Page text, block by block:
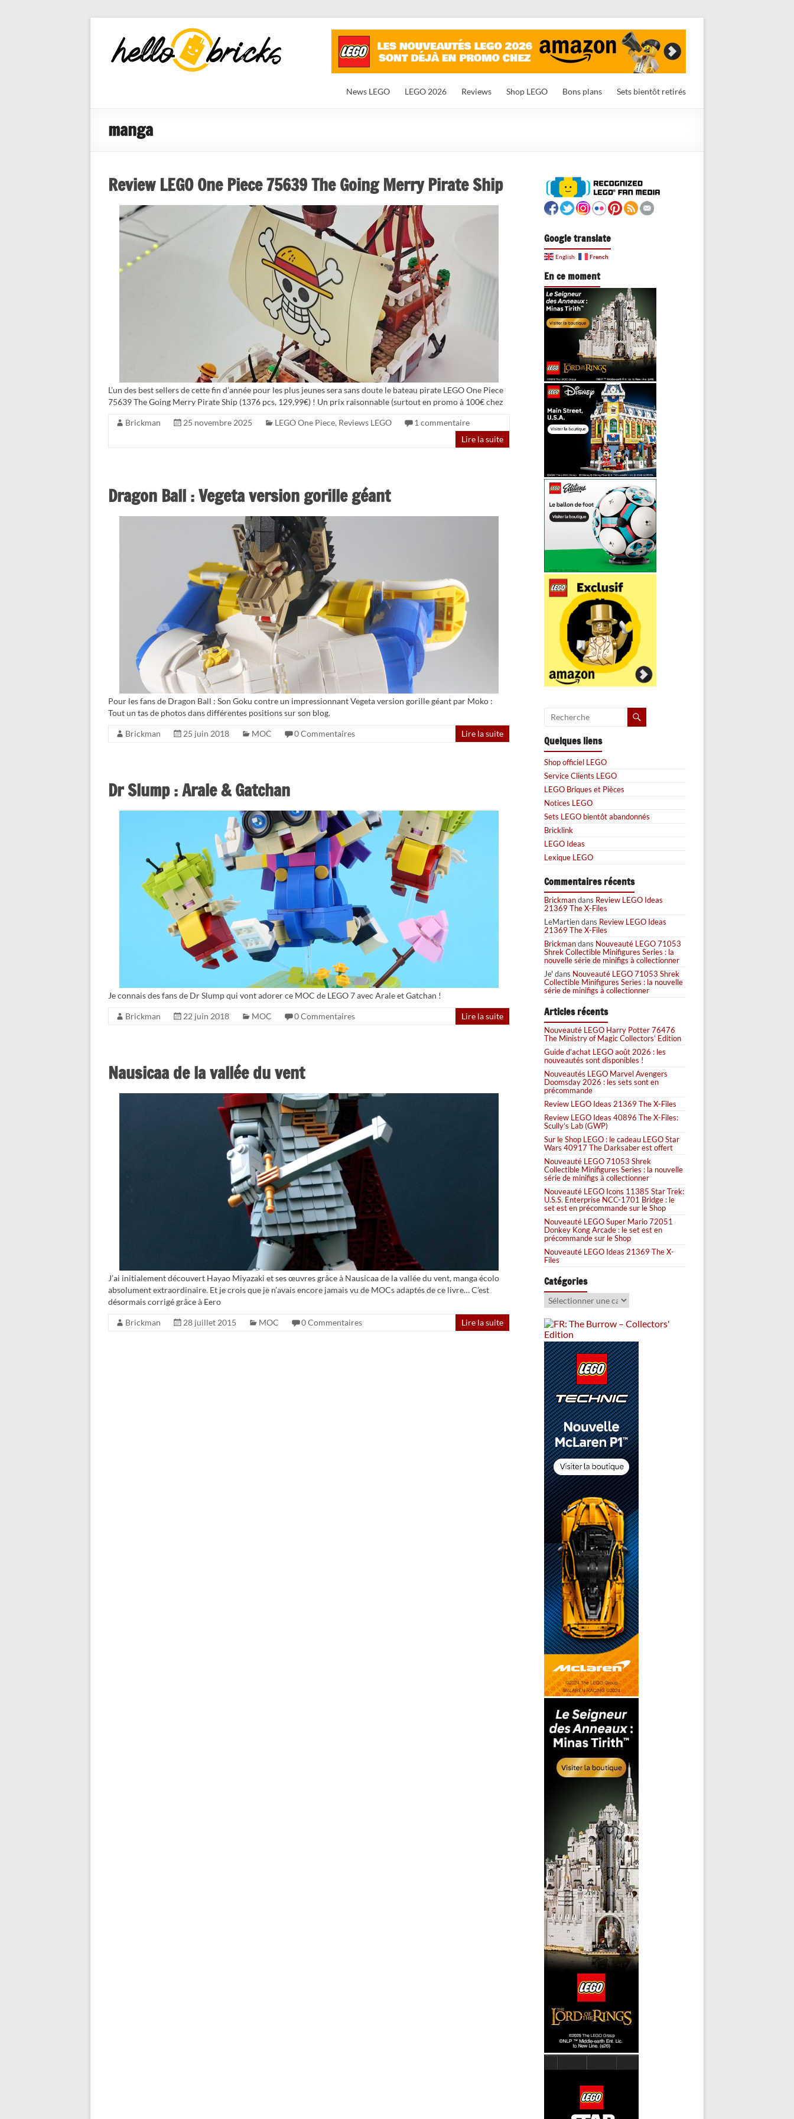
HelloBricks
Blog LEGO,
nouveaut�s
News LEGO LEGO 2026 Reviews Shop LEGO Bons plans Sets bientôt retirés
manga
Review LEGO One Piece 75639 The Going Merry Pirate Ship
L’un des best sellers de cette fin d’année pour les plus jeunes sera sans doute le bateau pirate LEGO One Piece
75639 The Going Merry Pirate Ship (1376 pcs, 129,99€) ! Un prix raisonnable (surtout en promo à 100€ chez
Brickman 25 novembre 2025 LEGO One Piece, Reviews LEGO
1 commentaire
Lire la suite
Dragon Ball : Vegeta version gorille géant
Pour les fans de Dragon Ball : Son Goku contre un impressionnant Vegeta version gorille géant par Moko :
Tout un tas de photos dans différentes positions sur son blog.
Brickman 25 juin 2018 MOC 0 Commentaires Lire la suite
Dr Slump : Arale & Gatchan
Je connais des fans de Dr Slump qui vont adorer ce MOC de LEGO 7 avec Arale et Gatchan !
Brickman 22 juin 2018 MOC 0 Commentaires Lire la suite
Nausicaa de la vallée du vent
J’ai initialement découvert Hayao Miyazaki et ses œuvres grâce à Nausicaa de la vallée du vent, manga écolo
absolument extraordinaire. Et je crois que je n’avais encore jamais vu de MOCs adaptés de ce livre… C’est
désormais corrigé grâce à Eero
Brickman 28 juillet 2015 MOC 0 Commentaires Lire la suite
Google translate
English French
En ce moment
Quelques liens
Shop officiel LEGO
Service Clients LEGO
LEGO Briques et Pièces
Notices LEGO
Sets LEGO bientôt abandonnés
Bricklink
LEGO Ideas
Lexique LEGO
Commentaires récents
Brickmandans Review LEGO Ideas
21369 The X-Files
LeMartiendans Review LEGO Ideas
21369 The X-Files
Brickmandans Nouveauté LEGO 71053
Shrek Collectible Minifigures Series : la
nouvelle série de minifigs à collectionner
Je' dans Nouveauté LEGO 71053 Shrek
Collectible Minifigures Series : la nouvelle
série de minifigs à collectionner
Articles récents
Nouveauté LEGO Harry Potter 76476
The Ministry of Magic Collectors’ Edition
Guide d’achat LEGO août 2026 : les
nouveautés sont disponibles !
Nouveautés LEGO Marvel Avengers
Doomsday 2026 : les sets sont en
précommande
Review LEGO Ideas 21369 The X-Files
Review LEGO Ideas 40896 The X-Files:
Scully’s Lab (GWP)
Sur le Shop LEGO : le cadeau LEGO Star
Wars 40917 The Darksaber est offert
Nouveauté LEGO 71053 Shrek
Collectible Minifigures Series : la nouvelle
série de minifigs à collectionner
Nouveauté LEGO Icons 11385 Star Trek:
U.S.S. Enterprise NCC-1701 Bridge : le
set est en précommande sur le Shop
Nouveauté LEGO Super Mario 72051
Donkey Kong Arcade : le set est en
précommande sur le Shop
Nouveauté LEGO Ideas 21369 The X-
Files
Catégories
Catégories